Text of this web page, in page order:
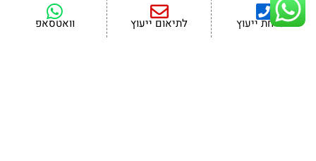
כדי לשדרג את הבריכה שלכם, מומלץ להוסיף לה
ג'קוזי. הוספת ג'קוזי לבריכת הפיברגלס שלכם תעניק
לשיחת ייעוץ לתיאום ייעוץ וואטסאפ